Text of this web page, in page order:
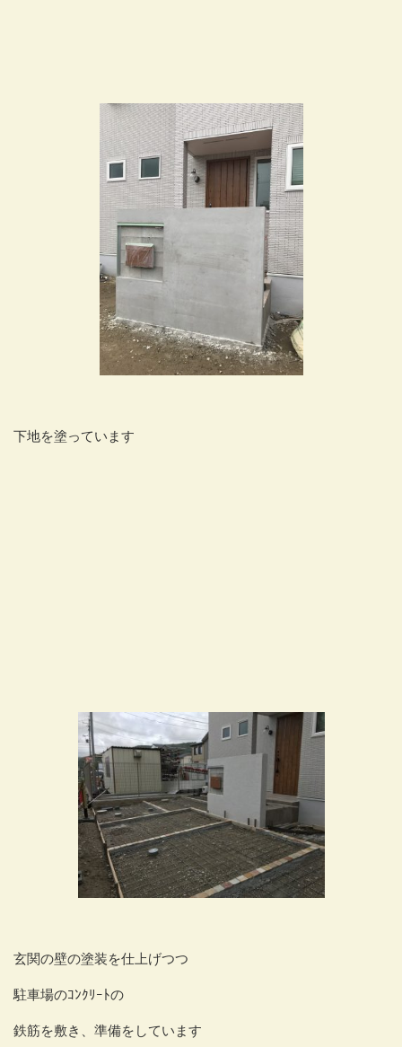
下地を塗っています
玄関の壁の塗装を仕上げつつ
駐車場のｺﾝｸﾘｰﾄの
鉄筋を敷き、準備をしています